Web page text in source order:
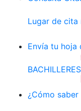
Lugar de cita
Envía tu hoja
BACHILLERES
¿Cómo